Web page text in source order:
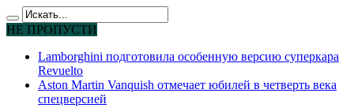
НЕ ПРОПУСТИ
Lamborghini подготовила особенную версию суперкара
Revuelto
Aston Martin Vanquish отмечает юбилей в четверть века
спецверсией